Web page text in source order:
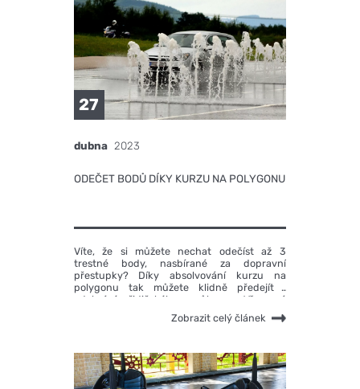
27
dubna 2023
ODEČET BODŮ DÍKY KURZU NA POLYGONU
Víte, že si můžete nechat odečíst až 3
trestné body, nasbírané za dopravní
přestupky? Díky absolvování kurzu na
polygonu tak můžete klidně předejít i
odebrání řidičského průkazu. Vše má
samozřejmě svá pravidla. A na ty se teď
Zobrazit celý článek